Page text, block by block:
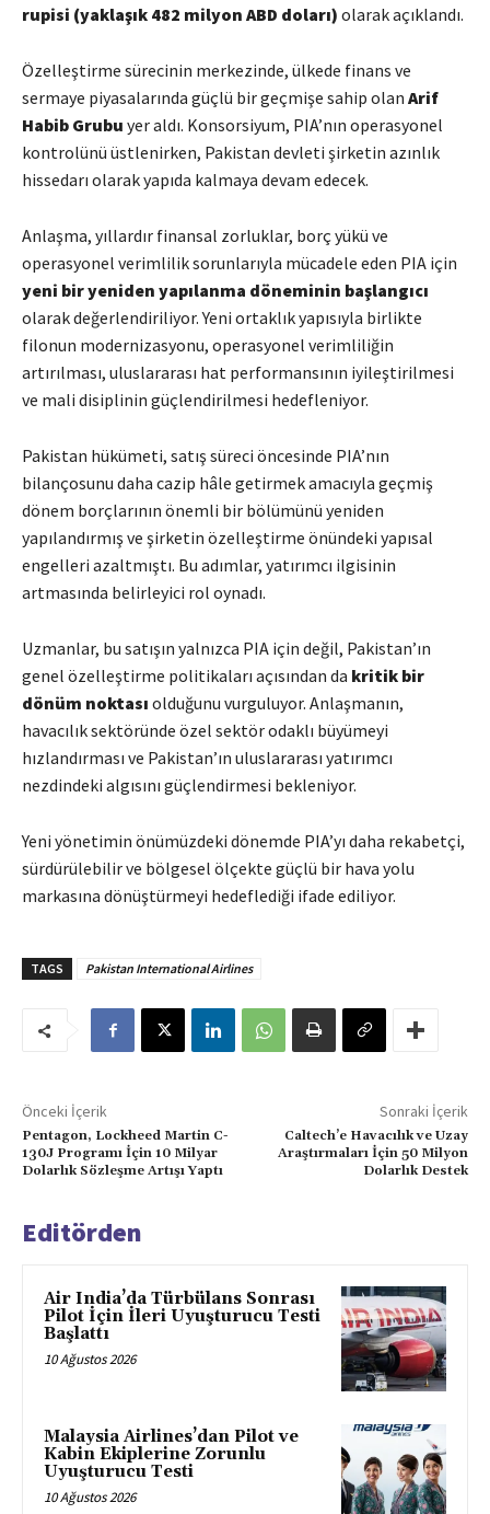
rupisi (yaklaşık 482 milyon ABD doları) olarak açıklandı.
Özelleştirme sürecinin merkezinde, ülkede finans ve
sermaye piyasalarında güçlü bir geçmişe sahip olan Arif
Habib Grubu yer aldı. Konsorsiyum, PIA’nın operasyonel
kontrolünü üstlenirken, Pakistan devleti şirketin azınlık
hissedarı olarak yapıda kalmaya devam edecek.
Anlaşma, yıllardır finansal zorluklar, borç yükü ve
operasyonel verimlilik sorunlarıyla mücadele eden PIA için
yeni bir yeniden yapılanma döneminin başlangıcı
olarak değerlendiriliyor. Yeni ortaklık yapısıyla birlikte
filonun modernizasyonu, operasyonel verimliliğin
artırılması, uluslararası hat performansının iyileştirilmesi
ve mali disiplinin güçlendirilmesi hedefleniyor.
Pakistan hükümeti, satış süreci öncesinde PIA’nın
bilançosunu daha cazip hâle getirmek amacıyla geçmiş
dönem borçlarının önemli bir bölümünü yeniden
yapılandırmış ve şirketin özelleştirme önündeki yapısal
engelleri azaltmıştı. Bu adımlar, yatırımcı ilgisinin
artmasında belirleyici rol oynadı.
Uzmanlar, bu satışın yalnızca PIA için değil, Pakistan’ın
genel özelleştirme politikaları açısından da kritik bir
dönüm noktası olduğunu vurguluyor. Anlaşmanın,
havacılık sektöründe özel sektör odaklı büyümeyi
hızlandırması ve Pakistan’ın uluslararası yatırımcı
nezdindeki algısını güçlendirmesi bekleniyor.
Yeni yönetimin önümüzdeki dönemde PIA’yı daha rekabetçi,
sürdürülebilir ve bölgesel ölçekte güçlü bir hava yolu
markasına dönüştürmeyi hedeflediği ifade ediliyor.
TAGS Pakistan International Airlines
Önceki İçerik
Pentagon, Lockheed Martin C-
130J Programı İçin 10 Milyar
Dolarlık Sözleşme Artışı Yaptı
Sonraki İçerik
Caltech’e Havacılık ve Uzay
Araştırmaları İçin 50 Milyon
Dolarlık Destek
Editörden
Air India’da Türbülans Sonrası
Pilot İçin İleri Uyuşturucu Testi
Başlattı
10 Ağustos 2026
Malaysia Airlines’dan Pilot ve
Kabin Ekiplerine Zorunlu
Uyuşturucu Testi
10 Ağustos 2026